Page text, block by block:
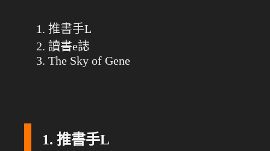
推書手L
讀書e誌
The Sky of Gene
1. 推書手L